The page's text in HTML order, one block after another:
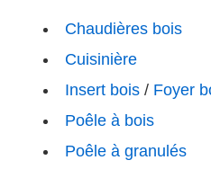
Chaudières bois
Cuisinière
Insert bois/ Foyer
Poêle à bois
Poêle à granulés